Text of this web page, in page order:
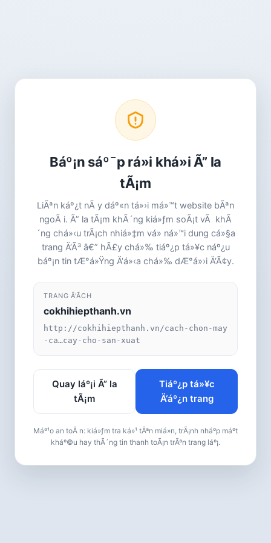
Báº¡n sáº¯p rá»i khá»i Ã” la
tÃ¡m
LiÃªn káº¿t nÃ y dáº«n tá»›i má»™t website bÃªn
ngoÃ i. Ã” la tÃ¡m khÃ´ng kiá»ƒm soÃ¡t vÃ khÃ
´ng chá»‹u trÃ¡ch nhiá»‡m vá» ná»™i dung cá»§a
trang Ä‘Ã³ â€” hÃ£y chá»‰ tiáº¿p tá»¥c náº¿u
báº¡n tin tÆ°á»Ÿng Ä‘á»‹a chá»‰ dÆ°á»›i Ä‘Ã¢y.
TRANG Ä‘Ã­CH
cokhihiepthanh.vn
http://cokhihiepthanh.vn/cach-chon-may
-ca…cay-cho-san-xuat
Quay láº¡i Ã” la
tÃ¡m
Tiáº¿p tá»¥c
Ä‘áº¿n trang
Máº¹o an toÃ n: kiá»ƒm tra ká»¹ tÃªn miá»n, trÃ¡nh nháº­p máº­t
kháº©u hay thÃ´ng tin thanh toÃ¡n trÃªn trang láº¡.